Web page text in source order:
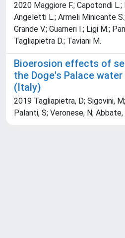
2020 Maggiore F.; Capotondi L.;
Angeletti L.; Armeli Minicante
Grande V.; Guarneri I.; Ligi M.;
Tagliapietra D.; Taviani M.
Bioerosion effects of
the Doge's Palace
(Italy)
2019 Tagliapietra, D; Sigovini,
Palanti, S; Veronese, N; Abbate,